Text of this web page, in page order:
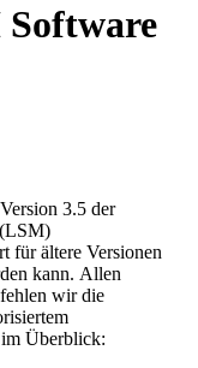
Software
3.5 der
für ältere Versionen
kann. Allen
wir die
Überblick: